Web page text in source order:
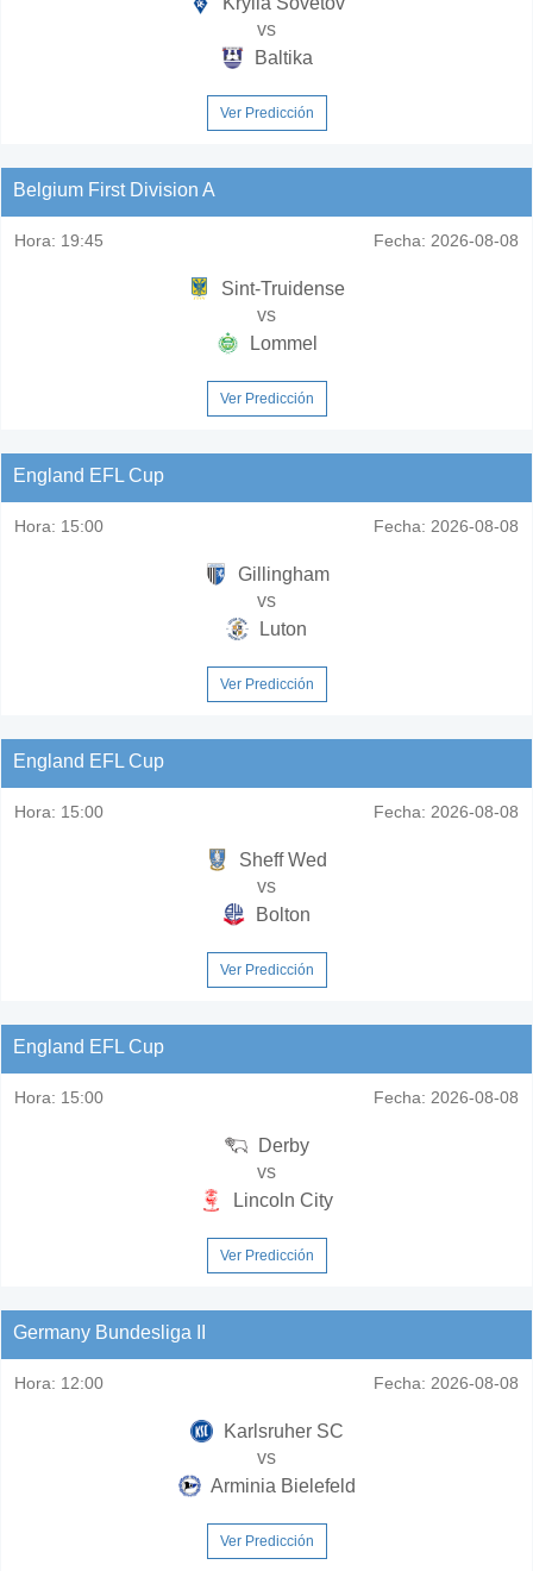
vs
Baltika
Ver Predicción
Belgium First Division A
Hora: 19:45 Fecha: 2026-08-08
Sint-Truidense
vs
Lommel
Ver Predicción
England EFL Cup
Hora: 15:00 Fecha: 2026-08-08
Gillingham
vs
Luton
Ver Predicción
England EFL Cup
Hora: 15:00 Fecha: 2026-08-08
Sheff Wed
vs
Bolton
Ver Predicción
England EFL Cup
Hora: 15:00 Fecha: 2026-08-08
Derby
vs
Lincoln City
Ver Predicción
Germany Bundesliga II
Hora: 12:00 Fecha: 2026-08-08
Karlsruher SC
vs
Arminia Bielefeld
Ver Predicción